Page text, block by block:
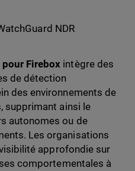
NDR
pour Firebox intègre des
de détection
des environnements de
supprimant ainsi le
autonomes ou de
Les organisations
approfondie sur
comportementales à